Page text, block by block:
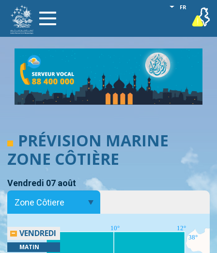
contenu
Toggle
navigation
FR
Lister les
vigilance
PRÉVISION MARINE
ZONE CÔTIÈRE
Vendredi 07 août
VENDREDI
MATIN
10°
12°
38°